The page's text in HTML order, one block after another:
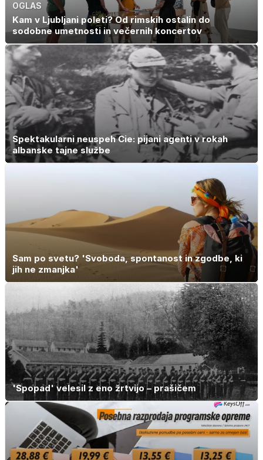
OGLAS
Kam v Ljubljani poleti? Od rimskih ostalin do
sodobne umetnosti in večernih koncertov
Spektakularni neuspeh Cie: pijani agenti v rokah
albanske tajne službe
Sam po svetu? 'Svoboda, spontanost in zgodbe, ki
jih ne zmanjka'
'Spopad' velesil z eno žrtvijo – prašičem